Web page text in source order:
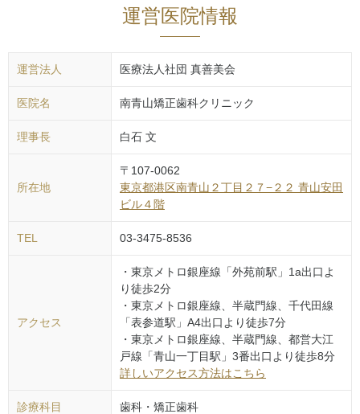
運営医院情報
運営法人 医療法人社団 真善美会
医院名 南青山矯正歯科クリニック
理事長 白石 文
所在地
〒 107-0062
東京都港区南青山２丁目２７−２２ 青山安田
ビル４階
TEL 03-3475-8536
アクセス
・東京メトロ銀座線「外苑前駅」1a出口よ
り徒歩2分
・東京メトロ銀座線、半蔵門線、千代田線
「表参道駅」A4出口より徒歩7分
・東京メトロ銀座線、半蔵門線、都営大江
戸線「青山一丁目駅」3番出口より徒歩8分
詳しいアクセス方法はこちら
診療科目 歯科・矯正歯科